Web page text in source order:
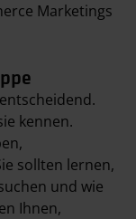
Marketings
kennen.
sollten lernen,
und wie
Ihnen,